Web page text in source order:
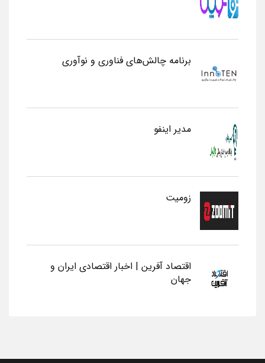
برنامه چالش‌های فناوری و نوآوری
مدیر اینفو
زومیت
اقتصاد آفرین | اخبار اقتصادی ایران و
جهان